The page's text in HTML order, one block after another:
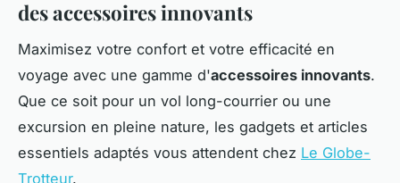
des accessoires innovants
Maximisez votre confort et votre efficacité en
voyage avec une gamme d'accessoires innovants.
Que ce soit pour un vol long-courrier ou une
excursion en pleine nature, les gadgets et articles
essentiels adaptés vous attendent chez Le Globe-
Trotteur.